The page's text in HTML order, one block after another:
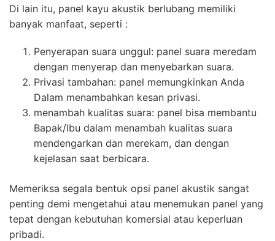
Di lain itu, panel kayu akustik berlubang memiliki
banyak manfaat, seperti :
Penyerapan suara unggul: panel suara meredam
dengan menyerap dan menyebarkan suara.
Privasi tambahan: panel memungkinkan Anda
Dalam menambahkan kesan privasi.
menambah kualitas suara: panel bisa membantu
Bapak/Ibu dalam menambah kualitas suara
mendengarkan dan merekam, dan dengan
kejelasan saat berbicara.
Memeriksa segala bentuk opsi panel akustik sangat
penting demi mengetahui atau menemukan panel yang
tepat dengan kebutuhan komersial atau keperluan
pribadi.